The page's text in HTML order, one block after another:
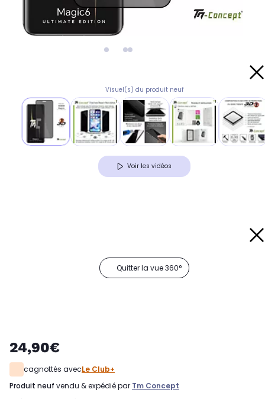
Visuel(s) du produit neuf
Voir les vidéos
Quitter la vue 360°
24,90€
cagnottés avecLe Club+
produit neuf vendu & expédié par Tm Concept